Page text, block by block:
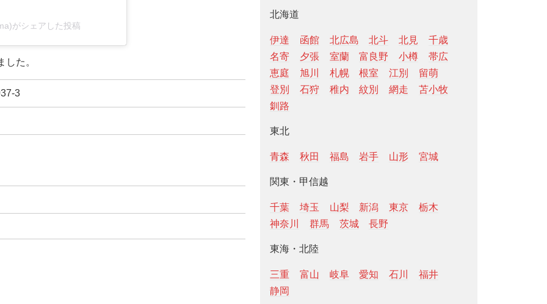
がシェアした投稿
た。
3
北海道
伊達 函館 北広島 北斗 北見
千歳
名寄
夕張 室蘭 富良野 小樽
帯広
恵庭
旭川 札幌 根室 江別
留萌
登別
石狩 稚内 紋別 網走
苫小牧
釧路
東北
青森 秋田 福島 岩手 山形 宮城
関東・甲信越
千葉 埼玉 山梨 新潟 東京
栃木
神奈川
群馬 茨城 長野
東海・北陸
三重 富山 岐阜 愛知 石川
福井
静岡